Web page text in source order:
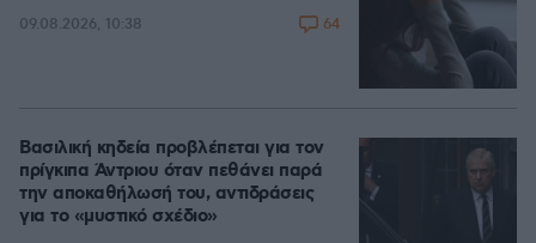
09.08.2026, 10:38 64
Βασιλική κηδεία προβλέπεται για τον
πρίγκιπα Άντριου όταν πεθάνει παρά
την αποκαθήλωσή του, αντιδράσεις
για το «μυστικό σχέδιο»